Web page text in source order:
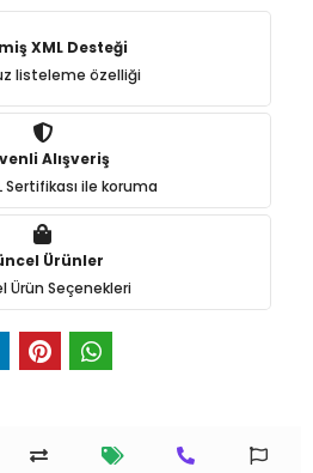
XML Desteği
listeleme özelliği
Alışveriş
Sertifikası ile koruma
Ürünler
Ürün Seçenekleri